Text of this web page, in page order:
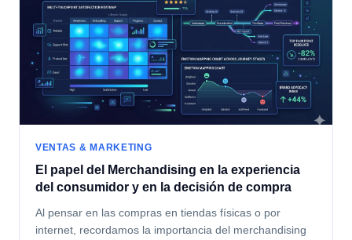
VENTAS & MARKETING
El papel del Merchandising en la experiencia
del consumidor y en la decisión de compra
Al pensar en las compras en tiendas físicas o por
internet, recordamos la importancia del merchandising